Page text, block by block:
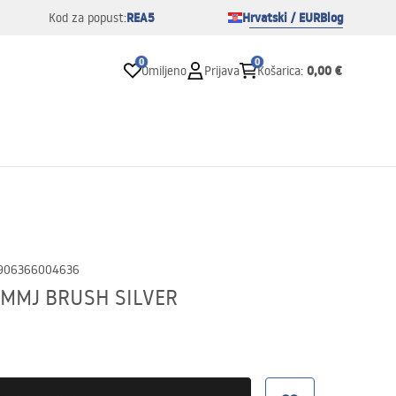
Kod za popust:REA5 Hrvatski / EURBlog
0
Omiljeno Prijava
0
Košarica: 0,00 €
BRUSH SILVER